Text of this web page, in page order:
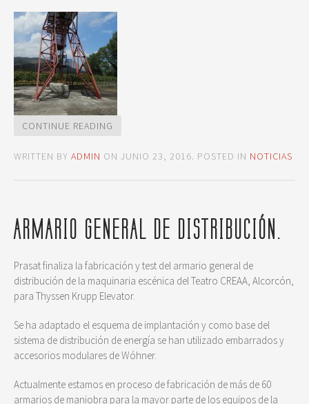
CONTINUE READING
WRITTEN BY ADMIN ON JUNIO 23, 2016. POSTED IN NOTICIAS
ARMARIO GENERAL DE DISTRIBUCIÓN.
Prasat finaliza la fabricación y test del armario general de
distribución de la maquinaria escénica del Teatro CREAA, Alcorcón,
para Thyssen Krupp Elevator.
Se ha adaptado el esquema de implantación y como base del
sistema de distribución de energía se han utilizado embarrados y
accesorios modulares de Wóhner.
Actualmente estamos en proceso de fabricación de más de 60
armarios de maniobra para la mayor parte de los equipos de la